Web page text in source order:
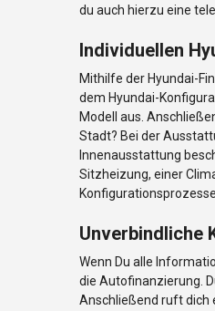
du auch hierzu eine
Individuellen
Mithilfe der Hyundai-
dem Hyundai-
Modell aus.
Stadt? Bei der
Innenausstattung
Sitzheizung, einer
Unverbindliche
Wenn Du alle
die Autofinanzierung.
Anschließend ruft dich